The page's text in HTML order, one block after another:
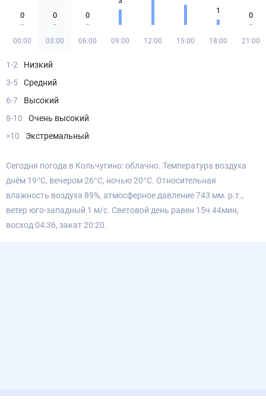
0
00:00
0
03:00
0
06:00 09:00 12:00 15:00
1
18:00
0
21:00
1-2
Низкий
3-5
Средний
6-7
Высокий
8-10
Очень высокий
>10
Экстремальный
Сегодня погода в Кольчугино: облачно. Температура воздуха
днём 19°С, вечером 26°С, ночью 20°С. Относительная
влажность воздуха 89%, атмосферное давление 743 мм. р.т.,
ветер юго-западный 1 м/с. Световой день равен 15ч 44мин,
восход 04:36, закат 20:20.